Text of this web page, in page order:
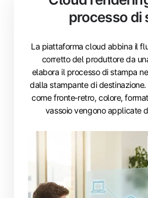
processo di
La piattaforma cloud abbina il
corretto del produttore da
elabora il processo di stampa
dalla stampante di destinazione.
come fronte‑retro, colore,
vassoio vengono applicate